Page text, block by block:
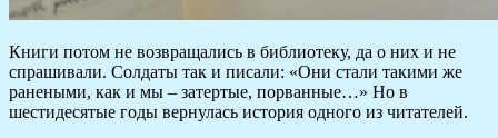
Книги потом не возвращались в библиотеку, да о них и не
спрашивали. Солдаты так и писали: «Они стали такими же
ранеными, как и мы – затертые, порванные…» Но в
шестидесятые годы вернулась история одного из читателей.